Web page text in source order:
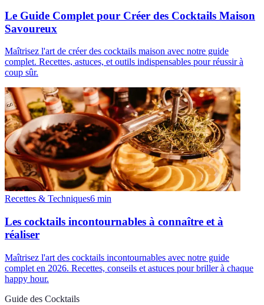
Le Guide Complet pour Créer des Cocktails Maison
Savoureux
Maîtrisez l'art de créer des cocktails maison avec notre guide
complet. Recettes, astuces, et outils indispensables pour réussir à
coup sûr.
Recettes & Techniques6 min
Les cocktails incontournables à connaître et à
réaliser
Maîtrisez l'art des cocktails incontournables avec notre guide
complet en 2026. Recettes, conseils et astuces pour briller à chaque
happy hour.
Guide des Cocktails